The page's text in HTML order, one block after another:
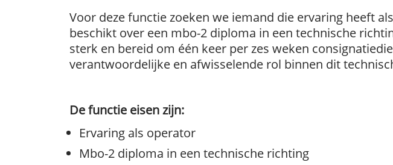
Voor deze functie zoeken we iemand die ervaring heeft
beschikt over een mbo-2 diploma in een technische
sterk en bereid om één keer per zes weken
verantwoordelijke en afwisselende rol binnen dit
De functie eisen zijn:
Ervaring als operator
Mbo-2 diploma in een technische richting